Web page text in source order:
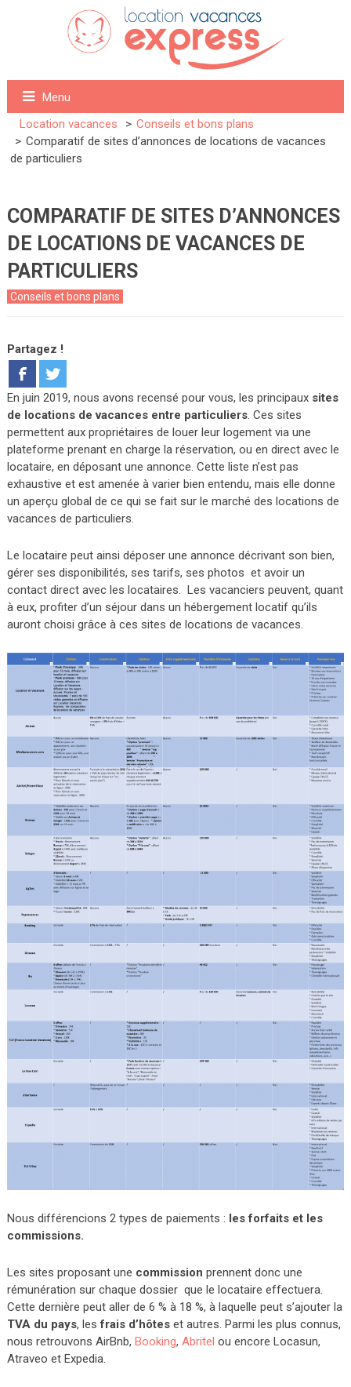
Menu
Location vacances
Conseils et bons plans
Comparatif de sites d’annonces de locations de vacances
de particuliers
COMPARATIF DE SITES D’ANNONCES
DE LOCATIONS DE VACANCES DE
PARTICULIERS
Conseils et bons plans
Partagez !
En juin 2019, nous avons recensé pour vous, les principaux sites
de locations de vacances entre particuliers. Ces sites
permettent aux propriétaires de louer leur logement via une
plateforme prenant en charge la réservation, ou en direct avec le
locataire, en déposant une annonce. Cette liste n’est pas
exhaustive et est amenée à varier bien entendu, mais elle donne
un aperçu global de ce qui se fait sur le marché des locations de
vacances de particuliers.
Le locataire peut ainsi déposer une annonce décrivant son bien,
gérer ses disponibilités, ses tarifs, ses photos et avoir un
contact direct avec les locataires. Les vacanciers peuvent, quant
à eux, profiter d’un séjour dans un hébergement locatif qu’ils
auront choisi grâce à ces sites de locations de vacances.
Nous différencions 2 types de paiements : les forfaits et les
commissions.
Les sites proposant une commission prennent donc une
rémunération sur chaque dossier que le locataire effectuera.
Cette dernière peut aller de 6 % à 18 %, à laquelle peut s’ajouter la
TVA du pays, lesfrais d’hôteset autres. Parmi les plus connus,
nous retrouvons AirBnb, Booking, Abritel ou encore Locasun,
Atraveo et Expedia.